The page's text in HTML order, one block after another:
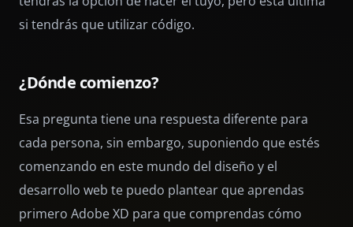
si tendrás que utilizar código.
¿Dónde comienzo?
Esa pregunta tiene una respuesta diferente para
cada persona, sin embargo, suponiendo que estés
comenzando en este mundo del diseño y el
desarrollo web te puedo plantear que aprendas
primero Adobe XD para que comprendas cómo